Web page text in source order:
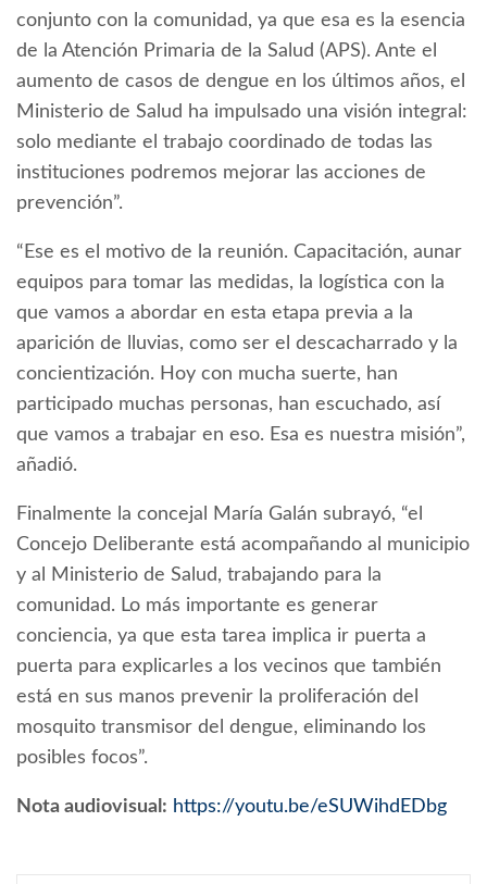
conjunto con la comunidad, ya que esa es la esencia
de la Atención Primaria de la Salud (APS). Ante el
aumento de casos de dengue en los últimos años, el
Ministerio de Salud ha impulsado una visión integral:
solo mediante el trabajo coordinado de todas las
instituciones podremos mejorar las acciones de
prevención”.
“Ese es el motivo de la reunión. Capacitación, aunar
equipos para tomar las medidas, la logística con la
que vamos a abordar en esta etapa previa a la
aparición de lluvias, como ser el descacharrado y la
concientización. Hoy con mucha suerte, han
participado muchas personas, han escuchado, así
que vamos a trabajar en eso. Esa es nuestra misión”,
añadió.
Finalmente la concejal María Galán subrayó, “el
Concejo Deliberante está acompañando al municipio
y al Ministerio de Salud, trabajando para la
comunidad. Lo más importante es generar
conciencia, ya que esta tarea implica ir puerta a
puerta para explicarles a los vecinos que también
está en sus manos prevenir la proliferación del
mosquito transmisor del dengue, eliminando los
posibles focos”.
Nota audiovisual: https://youtu.be/eSUWihdEDbg